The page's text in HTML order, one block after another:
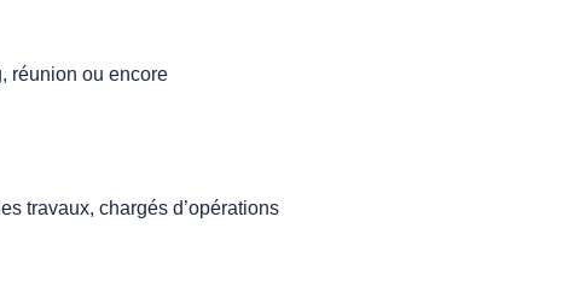
réunion ou encore
travaux, chargés d’opérations